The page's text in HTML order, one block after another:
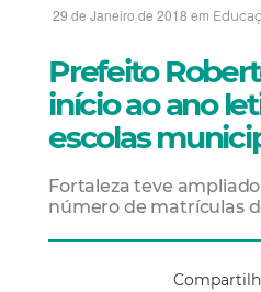
29 de Janeiro de 2018 em
Prefeito
início ao ano
escolas
Fortaleza teve
número de matrículas